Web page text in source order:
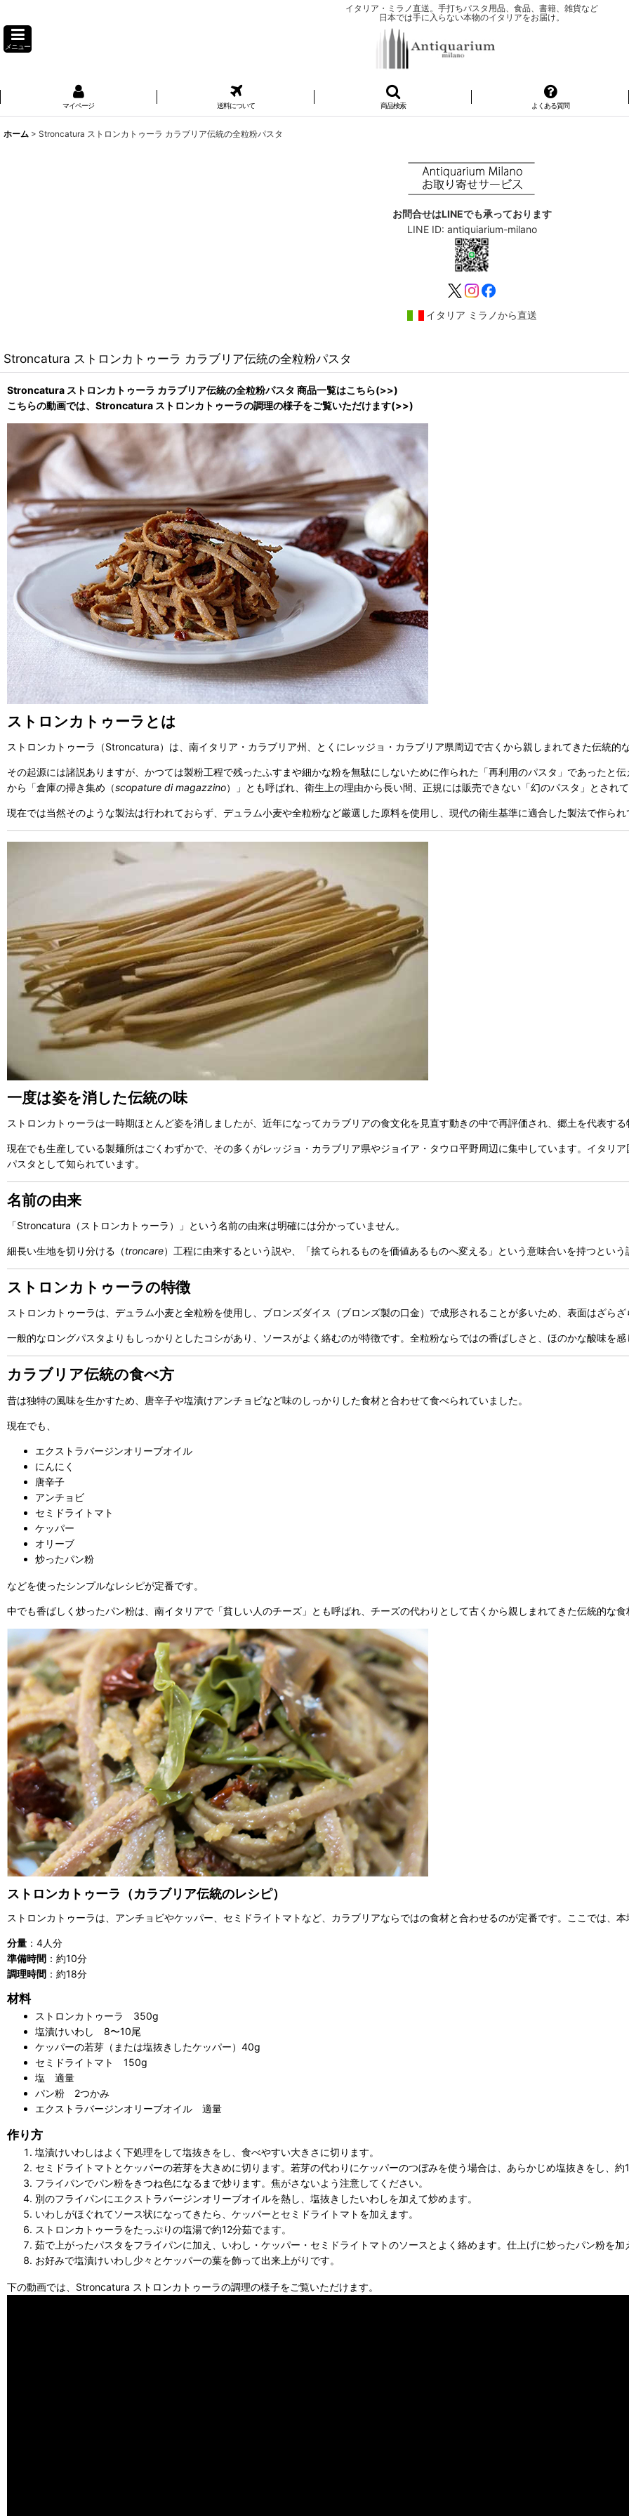
イタリア・ミラノ直送。手打ちパスタ用品、食品、書籍、雑貨など
日本では手に入らない本物のイタリアをお届け。
メニュー
マイページ 送料について 商品検索 よくある質問
ホーム > Stroncatura ストロンカトゥーラ カラブリア伝統の全粒粉パスタ
お問合せはLINEでも承っております
LINE ID: antiquiarium-milano
イタリア ミラノから直送
Stroncatura ストロンカトゥーラ カラブリア伝統の全粒粉パスタ
Stroncatura ストロンカトゥーラ カラブリア伝統の全粒粉パスタ 商品一覧はこちら(>>)
こちらの動画では、Stroncatura ストロンカトゥーラの調理の様子をご覧いただけます(>>)
ストロンカトゥーラとは
ストロンカトゥーラ（Stroncatura）は、南イタリア・カラブリア州、とくにレッジョ・カラブリア県周辺で古くから親しまれてきた伝統的
その起源には諸説ありますが、かつては製粉工程で残ったふすまや細かな粉を無駄にしないために作られた「再利用のパスタ」であったと
から「倉庫の掃き集め（scopature di magazzino）」とも呼ばれ、衛生上の理由から長い間、正規には販売できない「幻のパスタ」とされ
現在では当然そのような製法は行われておらず、デュラム小麦や全粒粉など厳選した原料を使用し、現代の衛生基準に適合した製法で作ら
一度は姿を消した伝統の味
ストロンカトゥーラは一時期ほとんど姿を消しましたが、近年になってカラブリアの食文化を見直す動きの中で再評価され、郷土を代表す
現在でも生産している製麺所はごくわずかで、その多くがレッジョ・カラブリア県やジョイア・タウロ平野周辺に集中しています。イタリ
パスタとして知られています。
名前の由来
「Stroncatura（ストロンカトゥーラ）」という名前の由来は明確には分かっていません。
細長い生地を切り分ける（troncare）工程に由来するという説や、「捨てられるものを価値あるものへ変える」という意味合いを持つとい
ストロンカトゥーラの特徴
ストロンカトゥーラは、デュラム小麦と全粒粉を使用し、ブロンズダイス（ブロンズ製の口金）で成形されることが多いため、表面はざら
一般的なロングパスタよりもしっかりとしたコシがあり、ソースがよく絡むのが特徴です。全粒粉ならではの香ばしさと、ほのかな酸味を
カラブリア伝統の食べ方
昔は独特の風味を生かすため、唐辛子や塩漬けアンチョビなど味のしっかりした食材と合わせて食べられていました。
現在でも、
エクストラバージンオリーブオイル
にんにく
唐辛子
アンチョビ
セミドライトマト
ケッパー
オリーブ
炒ったパン粉
などを使ったシンプルなレシピが定番です。
中でも香ばしく炒ったパン粉は、南イタリアで「貧しい人のチーズ」とも呼ばれ、チーズの代わりとして古くから親しまれてきた伝統的な食
ストロンカトゥーラ（カラブリア伝統のレシピ）
ストロンカトゥーラは、アンチョビやケッパー、セミドライトマトなど、カラブリアならではの食材と合わせるのが定番です。ここでは、
分量 ：4人分
準備時間 ：約10分
調理時間 ：約18分
材料
ストロンカトゥーラ 350g
塩漬けいわし 8〜10尾
ケッパーの若芽（または塩抜きしたケッパー）40g
セミドライトマト 150g
塩 適量
パン粉 2つかみ
エクストラバージンオリーブオイル 適量
作り方
塩漬けいわしはよく下処理をして塩抜きをし、食べやすい大きさに切ります。
セミドライトマトとケッパーの若芽を大きめに切ります。若芽の代わりにケッパーのつぼみを使う場合は、あらかじめ塩抜きをし、
フライパンでパン粉をきつね色になるまで炒ります。焦がさないよう注意してください。
別のフライパンにエクストラバージンオリーブオイルを熱し、塩抜きしたいわしを加えて炒めます。
いわしがほぐれてソース状になってきたら、ケッパーとセミドライトマトを加えます。
ストロンカトゥーラをたっぷりの塩湯で約12分茹でます。
茹で上がったパスタをフライパンに加え、いわし・ケッパー・セミドライトマトのソースとよく絡めます。仕上げに炒ったパン粉を
お好みで塩漬けいわし少々とケッパーの葉を飾って出来上がりです。
下の動画では、Stroncatura ストロンカトゥーラの調理の様子をご覧いただけます。